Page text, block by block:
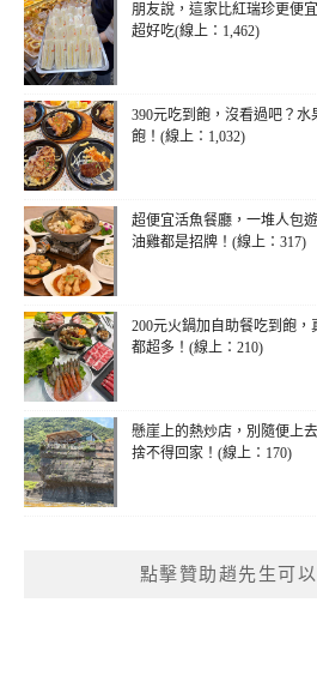
朋友說，這家比紅瑞珍更便
超好吃(線上：1,462)
390元吃到飽，沒看過吧？水
飽！(線上：1,032)
超便宜活魚餐廳，一堆人包
油雞都是招牌！(線上：317)
200元火鍋加自助餐吃到飽
都超多！(線上：210)
懸崖上的熱炒店，別隨便上
捨不得回家！(線上：170)
點擊贊助趙先生可